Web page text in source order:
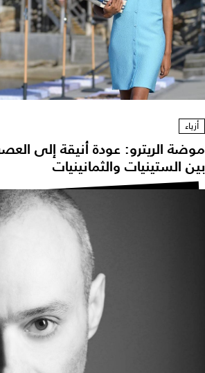
أزياء
الريترو: عودة أنيقة إلى العصر
الستينيات والثمانينيات